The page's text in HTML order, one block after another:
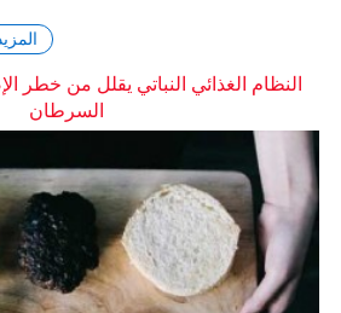
النظام الغذائي النباتي يقلل من خطر
السرطان